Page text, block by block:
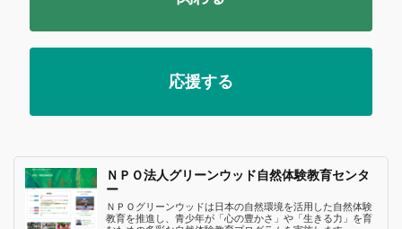
応援する
ＮＰＯ法人グリーンウッド自然体験教育センタ
ー
ＮＰＯグリーンウッドは日本の自然環境を活用した自然体験
教育を推進し、青少年が「心の豊かさ」や「生きる力」を育